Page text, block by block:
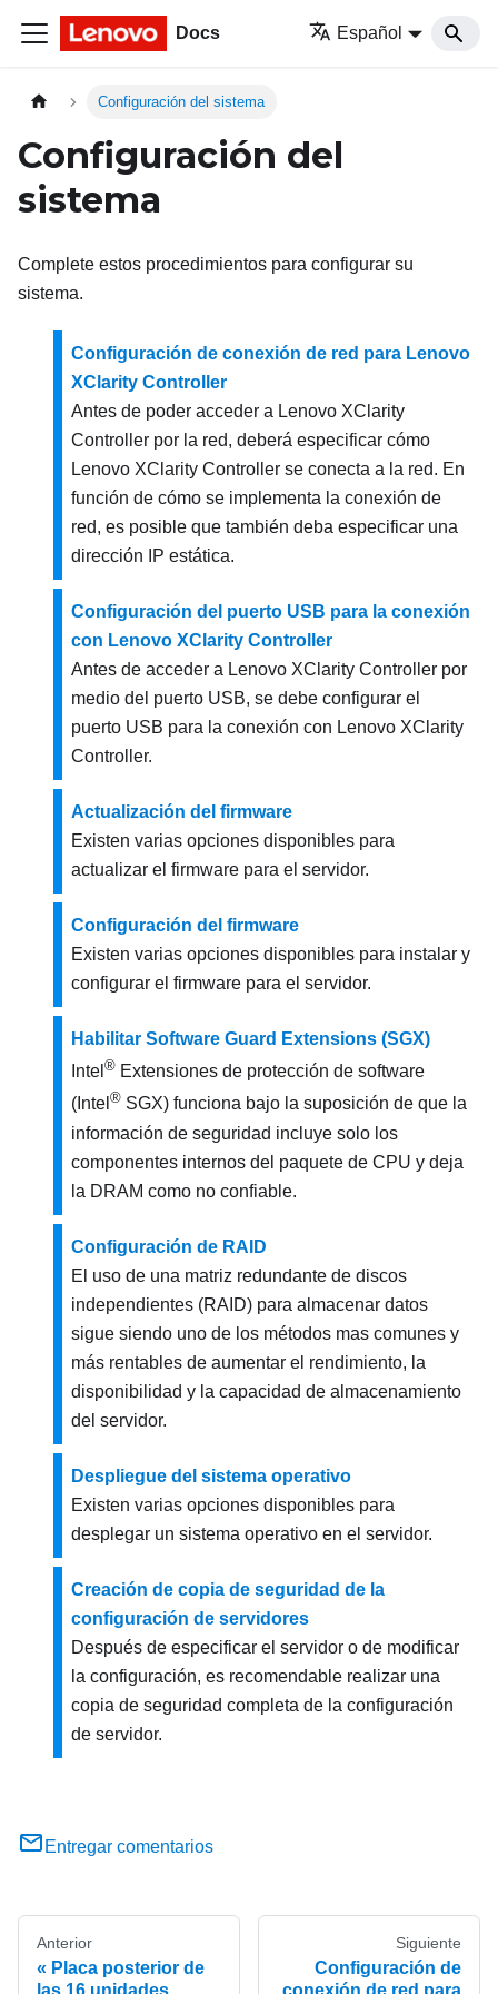
Docs Español
Configuración del sistema
Configuración del
sistema
Complete estos procedimientos para configurar su
sistema.
Configuración de conexión de red para Lenovo
XClarity Controller
Antes de poder acceder a Lenovo XClarity
Controller por la red, deberá especificar cómo
Lenovo XClarity Controller se conecta a la red. En
función de cómo se implementa la conexión de
red, es posible que también deba especificar una
dirección IP estática.
Configuración del puerto USB para la conexión
con Lenovo XClarity Controller
Antes de acceder a Lenovo XClarity Controller por
medio del puerto USB, se debe configurar el
puerto USB para la conexión con Lenovo XClarity
Controller.
Actualización del firmware
Existen varias opciones disponibles para
actualizar el firmware para el servidor.
Configuración del firmware
Existen varias opciones disponibles para instalar y
configurar el firmware para el servidor.
Habilitar Software Guard Extensions (SGX)
Intel ® Extensiones de protección de software
(Intel ® SGX) funciona bajo la suposición de que la
información de seguridad incluye solo los
componentes internos del paquete de CPU y deja
la DRAM como no confiable.
Configuración de RAID
El uso de una matriz redundante de discos
independientes (RAID) para almacenar datos
sigue siendo uno de los métodos mas comunes y
más rentables de aumentar el rendimiento, la
disponibilidad y la capacidad de almacenamiento
del servidor.
Despliegue del sistema operativo
Existen varias opciones disponibles para
desplegar un sistema operativo en el servidor.
Creación de copia de seguridad de la
configuración de servidores
Después de especificar el servidor o de modificar
la configuración, es recomendable realizar una
copia de seguridad completa de la configuración
de servidor.
Entregar comentarios
Anterior
Placa posterior de
las 16 unidades
Siguiente
Configuración de
conexión de red para